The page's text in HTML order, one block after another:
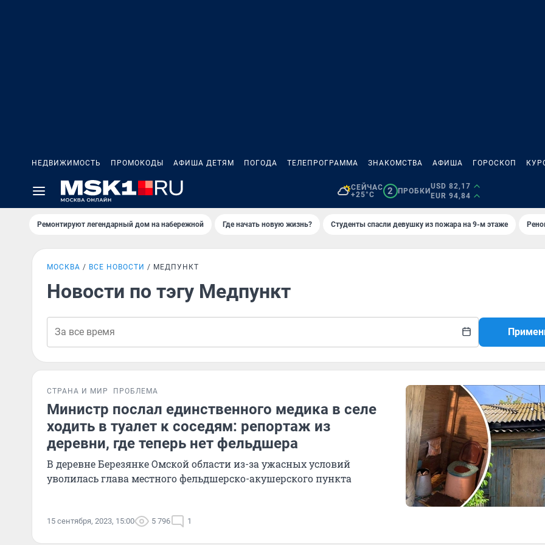
НЕДВИЖИМОСТЬ ПРОМОКОДЫ АФИША ДЕТЯМ ПОГОДА ТЕЛЕПРОГРАММА ЗНАКОМСТВА АФИША ГОРОСКОП
СЕЙЧАС
+25°C
2 ПРОБКИ
USD 82,17
EUR 94,84
Ремонтируют легендарный дом на набережной Где начать новую жизнь? Студенты спасли девушку из пожара на 9-м этаже
МОСКВА ВСЕ НОВОСТИ МЕДПУНКТ
Новости по тэгу Медпункт
СТРАНА И МИР ПРОБЛЕМА
Министр послал единственного медика в селе
ходить в туалет к соседям: репортаж из
деревни, где теперь нет фельдшера
В деревне Березянке Омской области из-за ужасных условий
уволилась глава местного фельдшерско-акушерского пункта
15 сентября, 2023, 15:00 5 796 1